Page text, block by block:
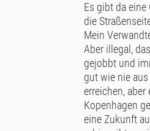
Es gibt da
die
Mein
Aber illegal,
gejobbt und
gut wie nie
erreichen,
Kopenhagen
eine Zukunft